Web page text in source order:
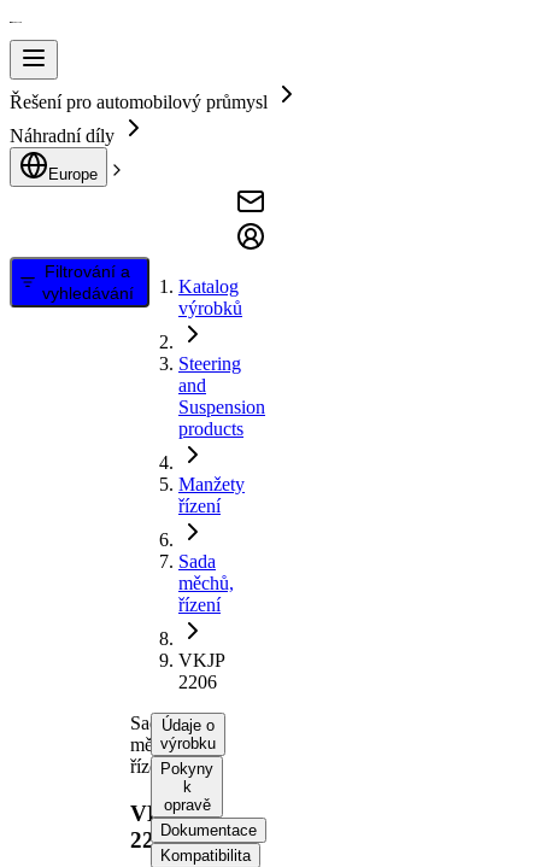
Řešení pro automobilový průmysl
Náhradní díly
Europe
Filtrování a
vyhledávání
Katalog
výrobků
Steering
and
Suspension
products
Manžety
řízení
Sada
měchů,
řízení
VKJP
2206
Sada
měchů,
řízení
VKJP
2206
Údaje o
výrobku
Pokyny
k
opravě
Dokumentace
Kompatibilita